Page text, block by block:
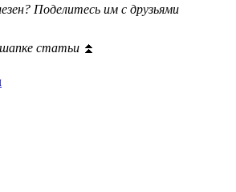
Поделитесь им с друзьями
статьи ⏫